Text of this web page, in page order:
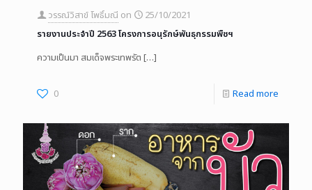
วรรณ์วิสาข์ โพธิ์มณี on
25/10/2021
รายงานประจำปี 2563 โครงการอนุรักษ์พันธุกรรมพืชฯ
ความเป็นมา สมเด็จพระเทพรัต […]
0 Read more